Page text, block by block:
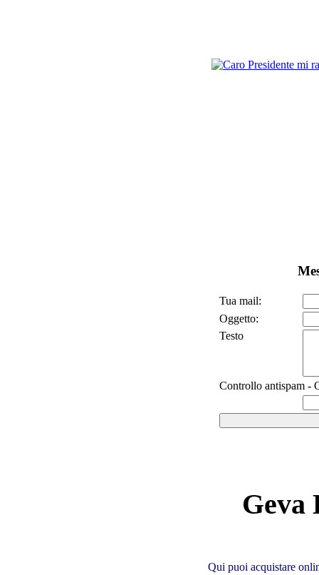
Tua mail:
Oggetto:
Testo
Controllo antispam -
Qui puoi acquistare